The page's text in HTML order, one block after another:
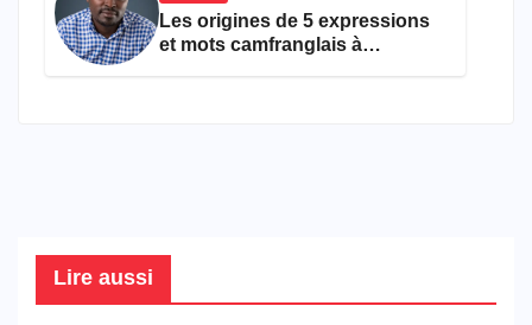
Les origines de 5 expressions
et mots camfranglais à
Lire aussi